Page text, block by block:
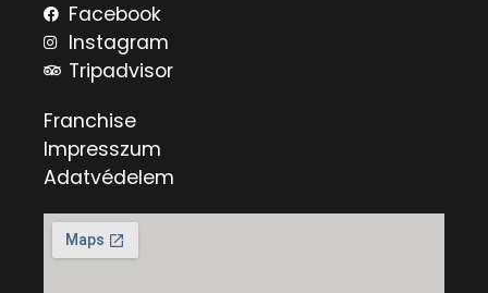
Facebook
Instagram
Tripadvisor
Franchise
Impresszum
Adatvédelem